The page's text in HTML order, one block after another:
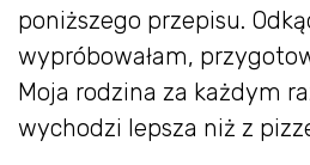
poniższego przepisu.
wypróbowałam,
Moja rodzina za każdym
wychodzi lepsza niż z